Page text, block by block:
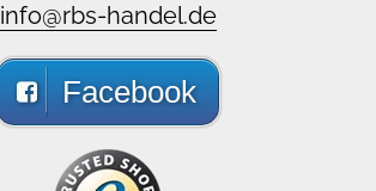
info@rbs-handel.de
Facebook